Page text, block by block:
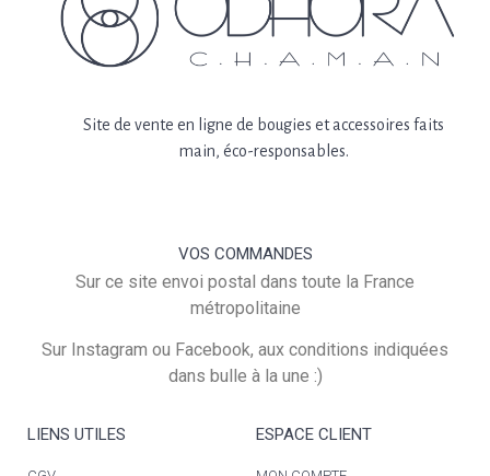
Site de vente en ligne de bougies et accessoires faits
main, éco-responsables.
VOS COMMANDES
Sur ce site envoi postal dans toute la France
métropolitaine
Sur Instagram ou Facebook, aux conditions indiquées
dans bulle à la une :)
LIENS UTILES ESPACE CLIENT